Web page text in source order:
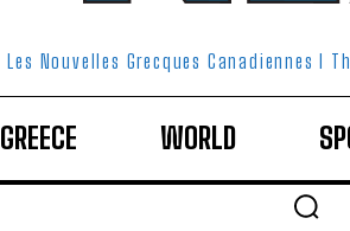
Les Nouvelles Grecques Canadiennes I
GREECE WORLD